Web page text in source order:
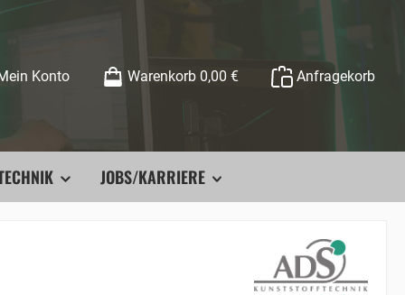
Konto Warenkorb 0,00 € Anfragekorb
JOBS/KARRIERE